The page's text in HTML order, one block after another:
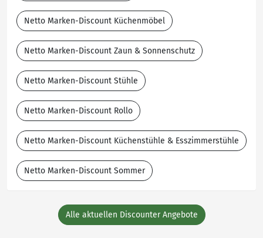
Netto Marken-Discount Küchenmöbel
Netto Marken-Discount Zaun & Sonnenschutz
Netto Marken-Discount Stühle
Netto Marken-Discount Rollo
Netto Marken-Discount Küchenstühle & Esszimmerstühle
Netto Marken-Discount Sommer
Alle aktuellen Discounter Angebote